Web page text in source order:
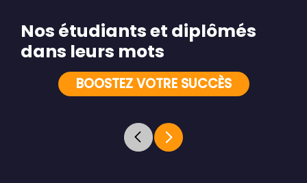
BOOSTEZ VOTRE SUCCÈS
Nos étudiants et diplômés
dans leurs mots